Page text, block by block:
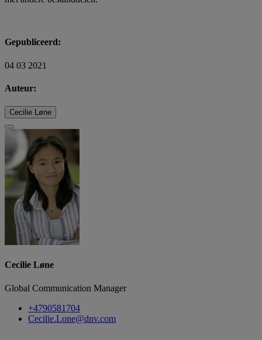
Gepubliceerd:
04 03 2021
Auteur:
Cecilie Løne
Cecilie Løne
Global Communication Manager
+4790581704
Cecilie.Lone@dnv.com